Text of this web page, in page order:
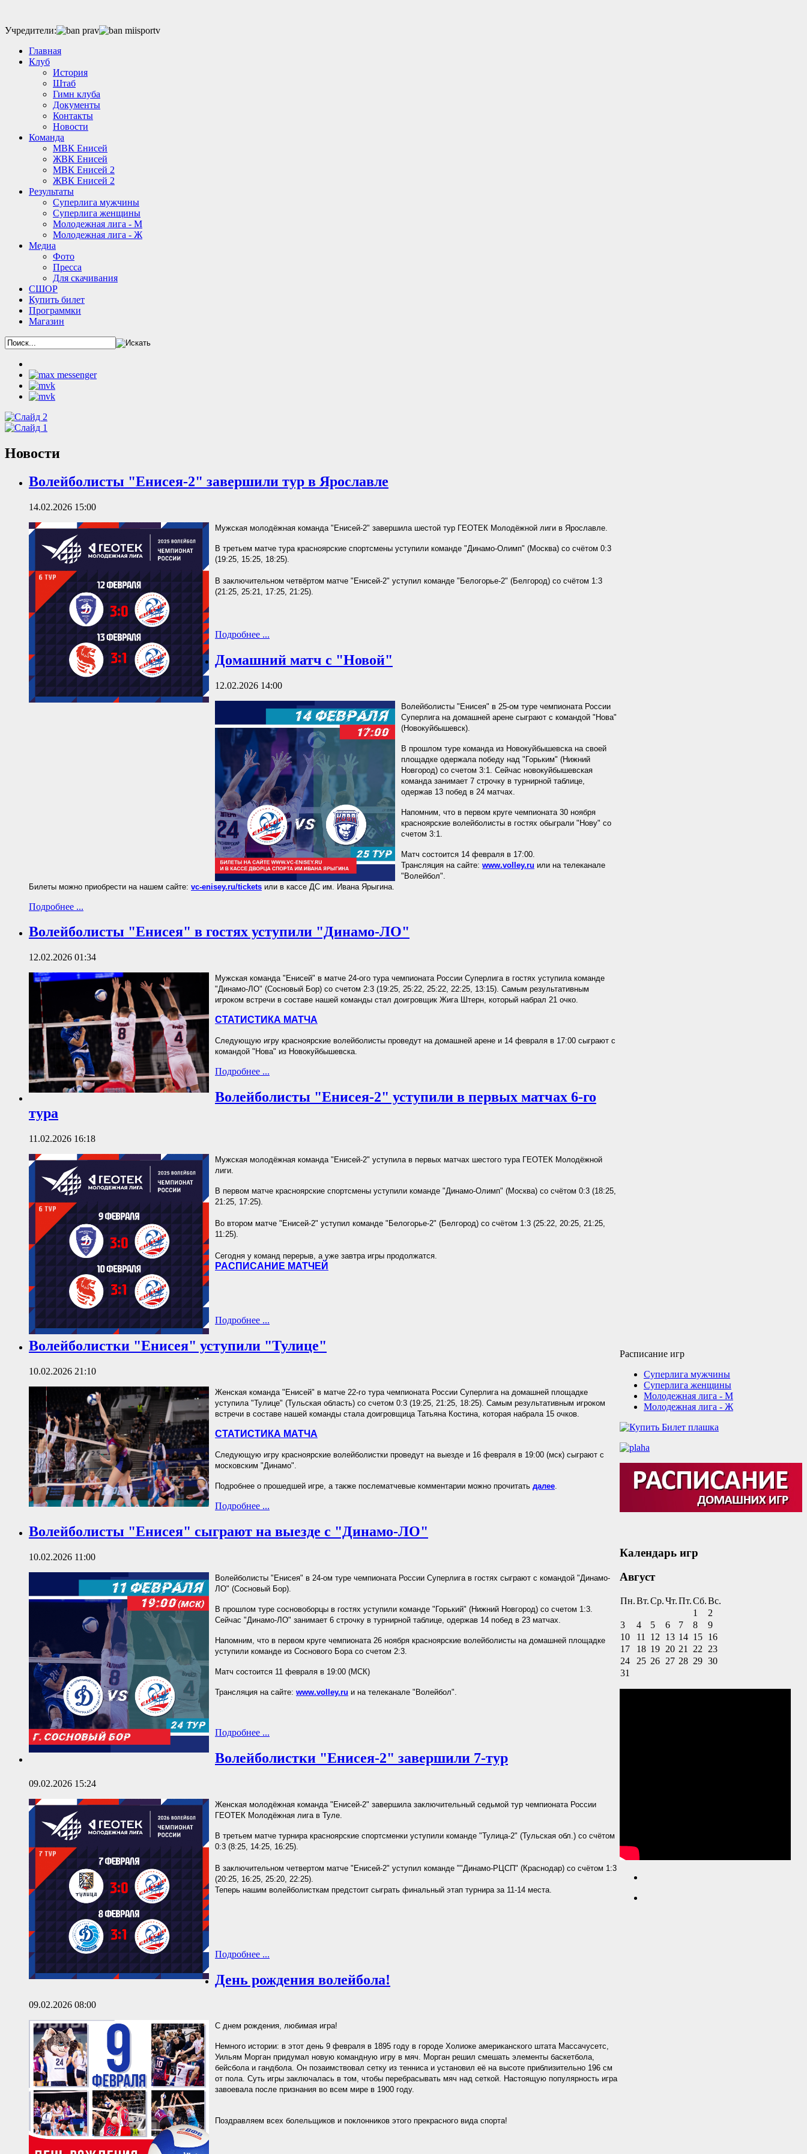
Учредители:
Главная
Клуб
История
Штаб
Гимн клуба
Документы
Контакты
Новости
Команда
МВК Енисей
ЖВК Енисей
МВК Енисей 2
ЖВК Енисей 2
Результаты
Суперлига мужчины
Суперлига женщины
Молодежная лига - М
Молодежная лига - Ж
Медиа
Фото
Пресса
Для скачивания
СШОР
Купить билет
Программки
Магазин
Новости
Волейболисты "Енисея-2" завершили тур в Ярославле
14.02.2026 15:00
Мужская молодёжная команда "Енисей-2" завершила шестой тур ГЕОТЕК Молодёжной лиги в Ярославле.
В третьем матче тура красноярские спортсмены уступили команде "Динамо-Олимп" (Москва) со счётом 0:3
(19:25, 15:25, 18:25).
В заключительном четвёртом матче "Енисей-2" уступил команде "Белогорье-2" (Белгород) со счётом 1:3
(21:25, 25:21, 17:25, 21:25).
Подробнее ...
Домашний матч с "Новой"
12.02.2026 14:00
Волейболисты "Енисея" в 25-ом туре чемпионата России
Суперлига на домашней арене сыграют с командой "Нова"
(Новокуйбышевск).
В прошлом туре команда из Новокуйбышевска на своей
площадке одержала победу над "Горьким" (Нижний
Новгород) со счетом 3:1. Сейчас новокуйбышевская
команда занимает 7 строчку в турнирной таблице,
одержав 13 побед в 24 матчах.
Напомним, что в первом круге чемпионата 30 ноября
красноярские волейболисты в гостях обыграли "Нову" со
счетом 3:1.
Матч состоится 14 февраля в 17:00.
Трансляция на сайте: www.volley.ru или на телеканале
"Волейбол".
Билеты можно приобрести на нашем сайте: vc-enisey.ru/tickets или в кассе ДС им. Ивана Ярыгина.
Подробнее ...
Волейболисты "Енисея" в гостях уступили "Динамо-ЛО"
12.02.2026 01:34
Мужская команда "Енисей" в матче 24-ого тура чемпионата России Суперлига в гостях уступила команде
"Динамо-ЛО" (Сосновый Бор) со счетом 2:3 (19:25, 25:22, 25:22, 22:25, 13:15). Самым результативным
игроком встречи в составе нашей команды стал доигровщик Жига Штерн, который набрал 21 очко.
СТАТИСТИКА МАТЧА
Следующую игру красноярские волейболисты проведут на домашней арене и 14 февраля в 17:00 сыграют с
командой "Нова" из Новокуйбышевска.
Подробнее ...
Волейболисты "Енисея-2" уступили в первых матчах 6-го
тура
11.02.2026 16:18
Мужская молодёжная команда "Енисей-2" уступила в первых матчах шестого тура ГЕОТЕК Молодёжной
лиги.
В первом матче красноярские спортсмены уступили команде "Динамо-Олимп" (Москва) со счётом 0:3 (18:25,
21:25, 17:25).
Во втором матче "Енисей-2" уступил команде "Белогорье-2" (Белгород) со счётом 1:3 (25:22, 20:25, 21:25,
11:25).
Сегодня у команд перерыв, а уже завтра игры продолжатся.
РАСПИСАНИЕ МАТЧЕЙ
Подробнее ...
Волейболистки "Енисея" уступили "Тулице"
10.02.2026 21:10
Женская команда "Енисей" в матче 22-го тура чемпионата России Суперлига на домашней площадке
уступила "Тулице" (Тульская область) со счетом 0:3 (19:25, 21:25, 18:25). Самым результативным игроком
встречи в составе нашей команды стала доигровщица Татьяна Костина, которая набрала 15 очков.
СТАТИСТИКА МАТЧА
Следующую игру красноярские волейболистки проведут на выезде и 16 февраля в 19:00 (мск) сыграют с
московским "Динамо".
Подробнее о прошедшей игре, а также послематчевые комментарии можно прочитать далее
Подробнее ...
Волейболисты "Енисея" сыграют на выезде с "Динамо-ЛО"
10.02.2026 11:00
Волейболисты "Енисея" в 24-ом туре чемпионата России Суперлига в гостях сыграют с командой "Динамо-
ЛО" (Сосновый Бор).
В прошлом туре сосновоборцы в гостях уступили команде "Горький" (Нижний Новгород) со счетом 1:3.
Сейчас "Динамо-ЛО" занимает 6 строчку в турнирной таблице, одержав 14 побед в 23 матчах.
Напомним, что в первом круге чемпионата 26 ноября красноярские волейболисты на домашней площадке
уступили команде из Соснового Бора со счетом 2:3.
Матч состоится 11 февраля в 19:00 (МСК)
Трансляция на сайте: www.volley.ru и на телеканале "Волейбол".
Подробнее ...
Волейболистки "Енисея-2" завершили 7-тур
09.02.2026 15:24
Женская молодёжная команда "Енисей-2" завершила заключительный седьмой тур чемпионата России
ГЕОТЕК Молодёжная лига в Туле.
В третьем матче турнира красноярские спортсменки уступили команде "Тулица-2" (Тульская обл.) со счётом
0:3 (8:25, 14:25, 16:25).
В заключительном четвертом матче "Енисей-2" уступил команде ""Динамо-РЦСП" (Краснодар) со счётом 1:3
(20:25, 16:25, 25:20, 22:25).
Теперь нашим волейболисткам предстоит сыграть финальный этап турнира за 11-14 места.
Подробнее ...
День рождения волейбола!
09.02.2026 08:00
С днем рождения, любимая игра!
Немного истории: в этот день 9 февраля в 1895 году в городе Холиоке американского штата Массачусетс,
Уильям Морган придумал новую командную игру в мяч. Морган решил смешать элементы баскетбола,
бейсбола и гандбола. Он позаимствовал сетку из тенниса и установил её на высоте приблизительно 196 см
от пола. Суть игры заключалась в том, чтобы перебрасывать мяч над сеткой. Настоящую популярность игра
завоевала после признания во всем мире в 1900 году.
Поздравляем всех болельщиков и поклонников этого прекрасного вида спорта!
Расписание игр
Суперлига мужчины
Суперлига женщины
Молодежная лига - М
Молодежная лига - Ж
Календарь игр
Август
Пн.Вт.Ср.Чт.Пт.Сб.Вс.
1
2
3
4 5 6 7 8
9
10
11 12 13 14 15 16
17
18 19 20 21 22
23
24
25 26 27 28 29 30
31